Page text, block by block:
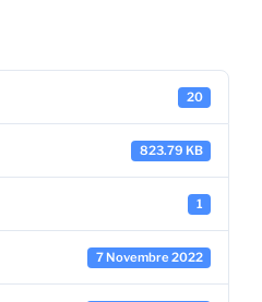
20
823.79 KB
1
7 Novembre 2022